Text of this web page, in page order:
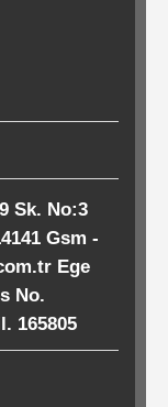
Sk. No:3
Gsm -
Ege
No.
165805